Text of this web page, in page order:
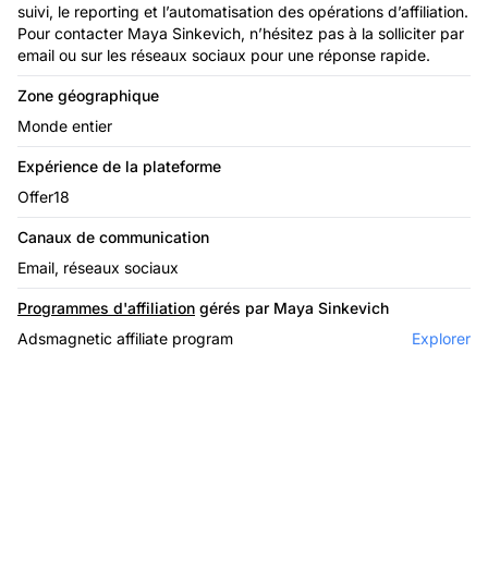
suivi, le reporting et l’automatisation des opérations d’affiliation.
Pour contacter Maya Sinkevich, n’hésitez pas à la solliciter par
email ou sur les réseaux sociaux pour une réponse rapide.
Zone géographique
Monde entier
Expérience de la plateforme
Offer18
Canaux de communication
Email, réseaux sociaux
Programmes d'affiliation gérés par Maya Sinkevich
Adsmagnetic affiliate program
Explorer